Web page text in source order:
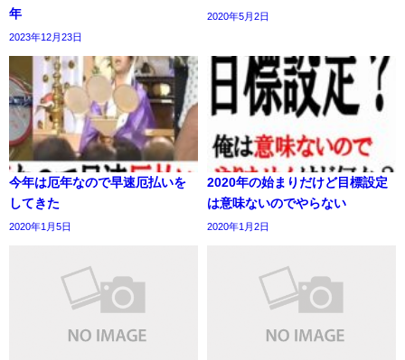
年
2023年12月23日
2020年5月2日
今年は厄年なので早速厄払いを
してきた
2020年1月5日
2020年の始まりだけど目標設定
は意味ないのでやらない
2020年1月2日